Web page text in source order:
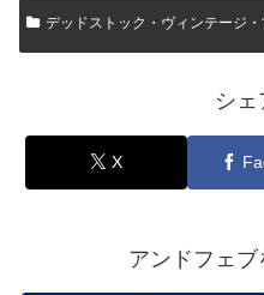
デッドストック・ヴィンテージ
シェ
X
アンドフェ